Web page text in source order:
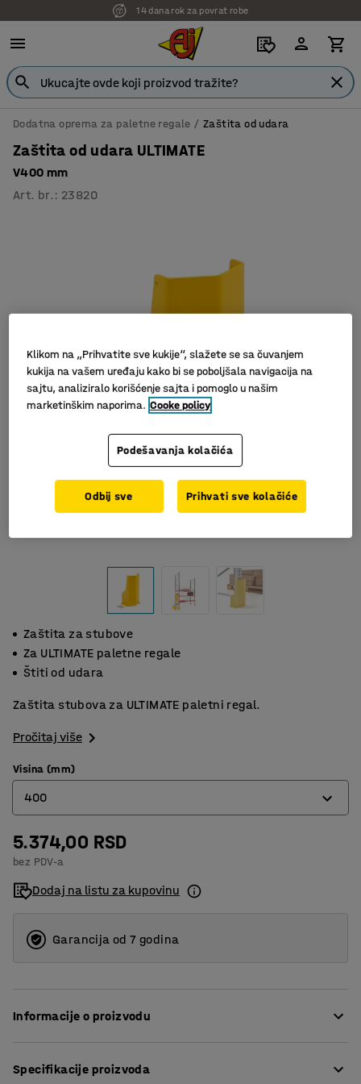
14 dana rok za povrat robe
Dodatna oprema za paletne regale Zaštita od udara
Zaštita od udara ULTIMATE
V400 mm
Art. br. : 23820
Zaštita za stubove
Za ULTIMATE paletne regale
Štiti od udara
Zaštita stubova za ULTIMATE paletni regal.
Pročitaj više
Visina (mm)
400
200
400
5.374,00 RSD
bez PDV-a
Dodaj na listu za kupovinu
Garancija od 7 godina
Informacije o proizvodu
uspravnim zaštitnicima.
Specifikacije proizvoda
Klikom na „Prihvatite sve kukije“, slažete se sa čuvanjem
kukija na vašem uređaju kako bi se poboljšala navigacija na
sajtu, analiziralo korišćenje sajta i pomoglo u našim
marketinškim naporima. Cooke policy
Podešavanja kolačića
Odbij sve Prihvati sve kolačiće